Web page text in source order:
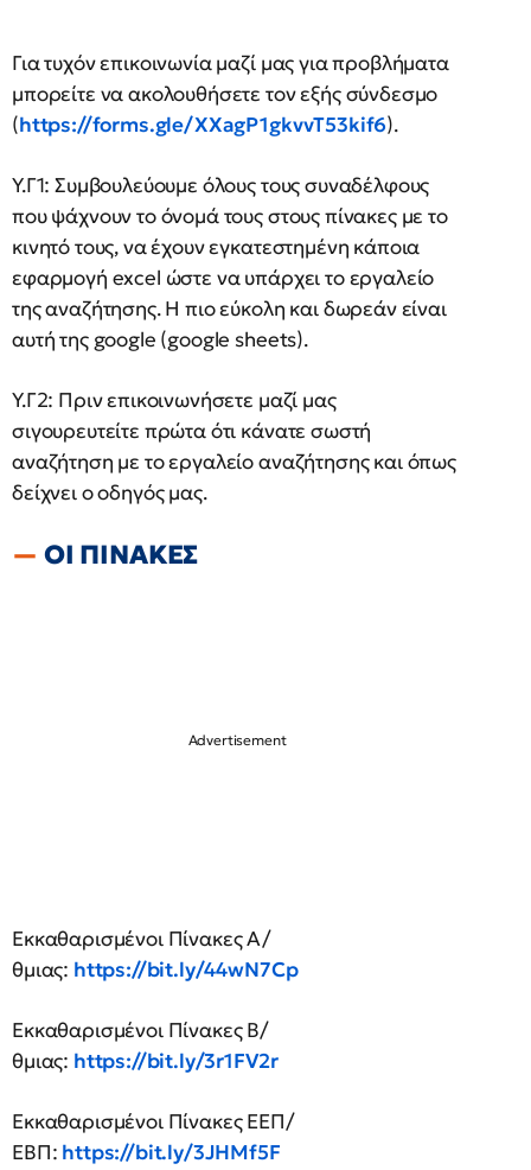
Για τυχόν επικοινωνία μαζί μας για προβλήματα
μπορείτε να ακολουθήσετε τον εξής σύνδεσμο
(https://forms.gle/XXagP1gkvvT53kif6).
Υ.Γ1: Συμβουλεύουμε όλους τους συναδέλφους
που ψάχνουν το όνομά τους στους πίνακες με το
κινητό τους, να έχουν εγκατεστημένη κάποια
εφαρμογή excel ώστε να υπάρχει το εργαλείο
της αναζήτησης. Η πιο εύκολη και δωρεάν είναι
αυτή της google (google sheets).
Υ.Γ2: Πριν επικοινωνήσετε μαζί μας
σιγουρευτείτε πρώτα ότι κάνατε σωστή
αναζήτηση με το εργαλείο αναζήτησης και όπως
δείχνει ο οδηγός μας.
ΟΙ ΠΙΝΑΚΕΣ
Εκκαθαρισμένοι Πίνακες Α/
θμιας: https://bit.ly/44wN7Cp
Εκκαθαρισμένοι Πίνακες Β/
θμιας: https://bit.ly/3r1FV2r
Εκκαθαρισμένοι Πίνακες ΕΕΠ/
ΕΒΠ: https://bit.ly/3JHMf5F